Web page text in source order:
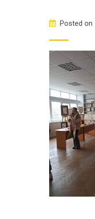
Posted on